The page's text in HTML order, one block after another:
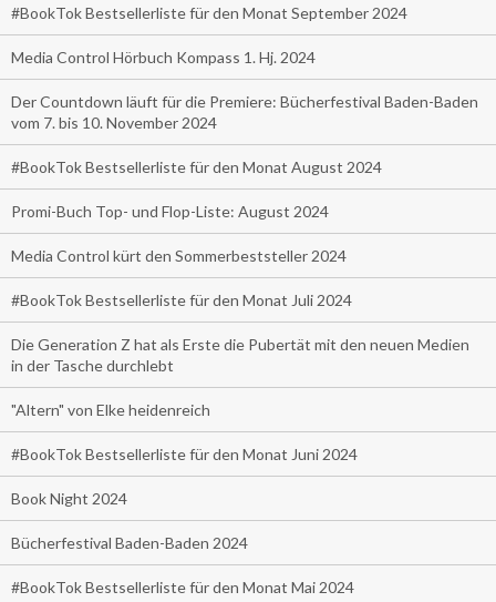
#BookTok Bestsellerliste für den Monat September 2024
Media Control Hörbuch Kompass 1. Hj. 2024
Der Countdown läuft für die Premiere: Bücherfestival Baden-Baden
vom 7. bis 10. November 2024
#BookTok Bestsellerliste für den Monat August 2024
Promi-Buch Top- und Flop-Liste: August 2024
Media Control kürt den Sommerbeststeller 2024
#BookTok Bestsellerliste für den Monat Juli 2024
Die Generation Z hat als Erste die Pubertät mit den neuen Medien
in der Tasche durchlebt
"Altern" von Elke heidenreich
#BookTok Bestsellerliste für den Monat Juni 2024
Book Night 2024
Bücherfestival Baden-Baden 2024
#BookTok Bestsellerliste für den Monat Mai 2024